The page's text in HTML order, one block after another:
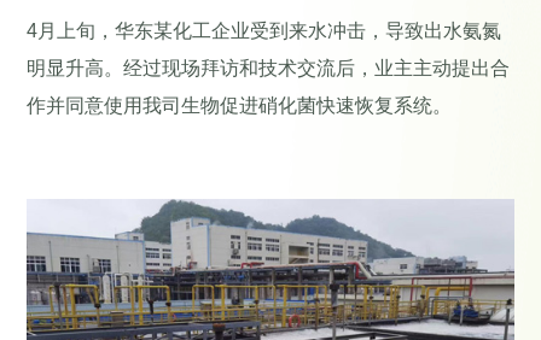
4月上旬，华东某化工企业受到来水冲击，导致出水氨氮
明显升高。经过现场拜访和技术交流后，业主主动提出合
作并同意使用我司生物促进硝化菌快速恢复系统。